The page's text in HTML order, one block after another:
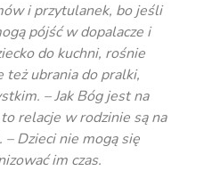
i przytulanek, bo jeśli
pójść w dopalacze i
do kuchni, rośnie
też ubrania do pralki,
– Jak Bóg jest na
relacje w rodzinie są na
Dzieci nie mogą się
im czas.